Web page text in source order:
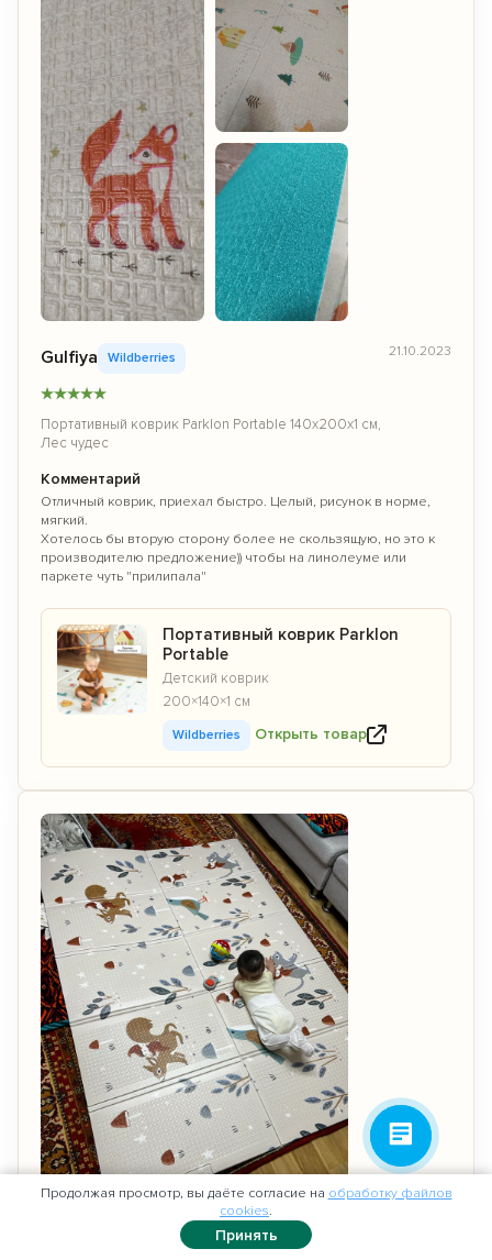
Gulfiya Wildberries
★★★★★
Портативный коврик Parklon Portable 140х200х1 см,
Лес чудес
21.10.2023
Комментарий
Отличный коврик, приехал быстро. Целый, рисунок в норме,
мягкий.
Хотелось бы вторую сторону более не скользящую, но это к
производителю предложение)) чтобы на линолеуме или
паркете чуть "прилипала"
Портативный коврик Parklon
Portable
Детский коврик
200×140×1 см
Wildberries Открыть товар
Продолжая просмотр, вы даёте согласие на обработку файлов
cookies.
Принять